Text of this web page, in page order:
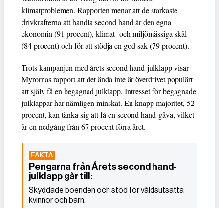
klimatproblemen. Rapporten menar att de starkaste
drivkrafterna att handla second hand är den egna
ekonomin (91 procent), klimat- och miljömässiga skäl
(84 procent) och för att stödja en god sak (79 procent).
Trots kampanjen med årets second hand-julklapp visar
Myrornas rapport att det ändå inte är överdrivet populärt
att själv få en begagnad julklapp. Intresset för begagnade
julklappar har nämligen minskat. En knapp majoritet, 52
procent, kan tänka sig att få en second hand-gåva, vilket
är en nedgång från 67 procent förra året.
Pengarna från Årets second hand-
julklapp går till:
Skyddade boenden och stöd för våldsutsatta
kvinnor och barn.